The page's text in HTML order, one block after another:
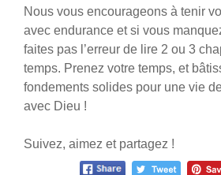
Nous vous encourageons à tenir
avec endurance et si vous
faites pas l’erreur de lire 2 ou 3
temps. Prenez votre temps, et
fondements solides pour une vie
avec Dieu !
Suivez, aimez et partagez !